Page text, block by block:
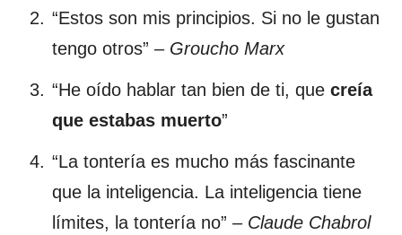
“Estos son mis principios. Si no le gustan
tengo otros” – Groucho Marx
“He oído hablar tan bien de ti, que creía
que estabas muerto”
“La tontería es mucho más fascinante
que la inteligencia. La inteligencia tiene
límites, la tontería no” – Claude Chabrol